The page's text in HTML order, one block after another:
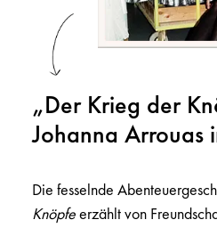
„Der Krieg der
Johanna Arrouas
Die fesselnde
Knöpfeerzählt von